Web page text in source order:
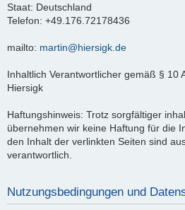
Staat: Deutschland
Telefon: +49.176.72178436
mailto: martin@hiersigk.de
Inhaltlich Verantwortlicher gemäß § 10
Hiersigk
Haftungshinweis: Trotz sorgfältiger
übernehmen wir keine Haftung für die
den Inhalt der verlinkten Seiten sind
verantwortlich.
Nutzungsbedingungen und